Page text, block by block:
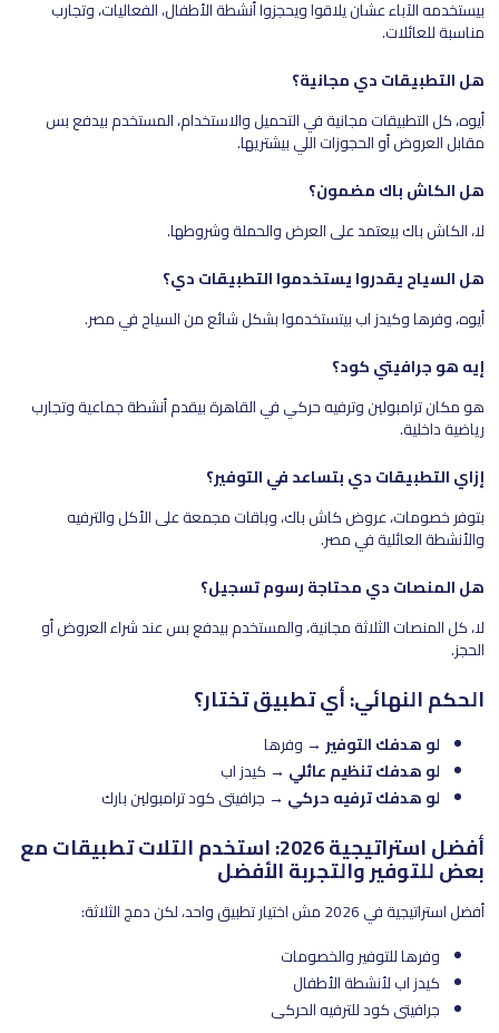
بيستخدمه الآباء عشان يلاقوا ويحجزوا أنشطة الأطفال، الفعاليات، وتجارب
مناسبة للعائلات.
هل التطبيقات دي مجانية؟
أيوه، كل التطبيقات مجانية في التحميل والاستخدام، المستخدم بيدفع بس
مقابل العروض أو الحجوزات اللي بيشتريها.
هل الكاش باك مضمون؟
لا، الكاش باك بيعتمد على العرض والحملة وشروطها.
هل السياح يقدروا يستخدموا التطبيقات دي؟
أيوه، وفرها وكيدز اب بيتستخدموا بشكل شائع من السياح في مصر.
إيه هو جرافيتي كود؟
هو مكان ترامبولين وترفيه حركي في القاهرة بيقدم أنشطة جماعية وتجارب
رياضية داخلية.
إزاي التطبيقات دي بتساعد في التوفير؟
بتوفر خصومات، عروض كاش باك، وباقات مجمعة على الأكل والترفيه
والأنشطة العائلية في مصر.
هل المنصات دي محتاجة رسوم تسجيل؟
لا، كل المنصات الثلاثة مجانية، والمستخدم بيدفع بس عند شراء العروض أو
الحجز.
الحكم النهائي: أي تطبيق تختار؟
لو هدفك التوفير → وفرها
لو هدفك تنظيم عائلي → كيدز اب
لو هدفك ترفيه حركي → جرافيتي كود ترامبولين بارك
أفضل استراتيجية 2026: استخدم التلات تطبيقات مع
بعض للتوفير والتجربة الأفضل
أفضل استراتيجية في 2026 مش اختيار تطبيق واحد، لكن دمج الثلاثة:
وفرها للتوفير والخصومات
كيدز اب لأنشطة الأطفال
جرافيتي كود للترفيه الحركي